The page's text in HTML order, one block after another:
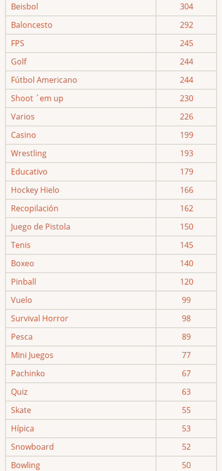
Beisbol
304
Baloncesto
292
FPS
245
Golf
244
Fútbol Americano
244
Shoot ´em up
230
Varios
226
Casino
199
Wrestling
193
Educativo
179
Hockey Hielo
166
Recopilación
162
Juego de Pistola
150
Tenis
145
Boxeo
140
Pinball
120
Vuelo
99
Survival Horror
98
Pesca
89
Mini Juegos
77
Pachinko
67
Quiz
63
Skate
55
Hípica
53
Snowboard
52
Bowling
50